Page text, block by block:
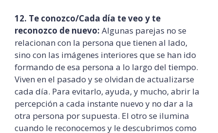
12. Te conozco/Cada día te veo y te
reconozco de nuevo: Algunas parejas no se
relacionan con la persona que tienen al lado,
sino con las imágenes interiores que se han ido
formando de esa persona a lo largo del tiempo.
Viven en el pasado y se olvidan de actualizarse
cada día. Para evitarlo, ayuda, y mucho, abrir la
percepción a cada instante nuevo y no dar a la
otra persona por supuesta. El otro se ilumina
cuando le reconocemos y le descubrimos como